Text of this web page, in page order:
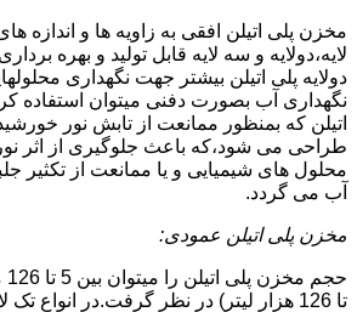
مخزن پلی اتیلن افقی به زاویه ها و اندازه
لایه،دولایه و سه لایه قابل تولید و بهره
دولایه پلی اتیلن بیشتر جهت نگهداری
نگهداری آب بصورت دفنی میتوان استفاده
اتیلن که بمنظور ممانعت از تابش نور
طراحی می شود،که باعث جلوگیری از اثر
محلول های شیمیایی و یا ممانعت از تکثیر
آب می گردد.
مخزن پلی اتیلن عمودی:
تا 126 هزار لیتر) در نظر گرفت.در انواع تک لایه،دولایه و